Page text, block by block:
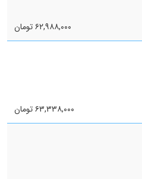
۶۲,۹۸۸,۰۰۰ تومان
۶۳,۳۳۸,۰۰۰ تومان